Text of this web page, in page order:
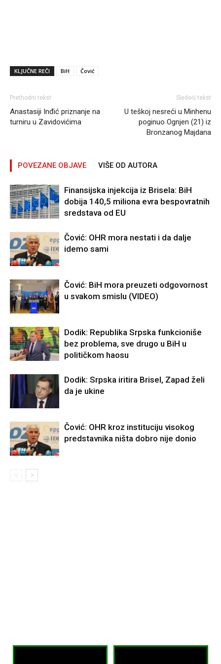
KLJUČNE REČI BiH Čović
Prethodni tekst
Anastasiji Inđić priznanje na
turniru u Zavidovićima
Sledeći tekst
U teškoj nesreći u Minhenu
poginuo Ognjen (21) iz
Bronzanog Majdana
POVEZANE OBJAVE VIŠE OD AUTORA
Finansijska injekcija iz Brisela: BiH
dobija 140,5 miliona evra bespovratnih
sredstava od EU
Čović: OHR mora nestati i da dalje
idemo sami
Čović: BiH mora preuzeti odgovornost
u svakom smislu (VIDEO)
Dodik: Republika Srpska funkcioniše
bez problema, sve drugo u BiH u
političkom haosu
Dodik: Srpska iritira Brisel, Zapad želi
da je ukine
Čović: OHR kroz instituciju visokog
predstavnika ništa dobro nije donio